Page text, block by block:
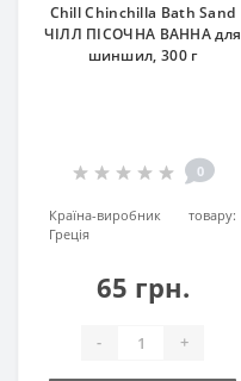
Chill Chinchilla Bath Sand
ЧІЛЛ ПІСОЧНА ВАННА для
шиншил, 300 г
0
Країна-виробник товару:
Греція
65 грн.
- +